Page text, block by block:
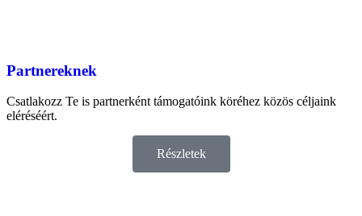
Partnereknek
Csatlakozz Te is partnerként támogatóink köréhez közös céljaink
eléréséért.
Részletek